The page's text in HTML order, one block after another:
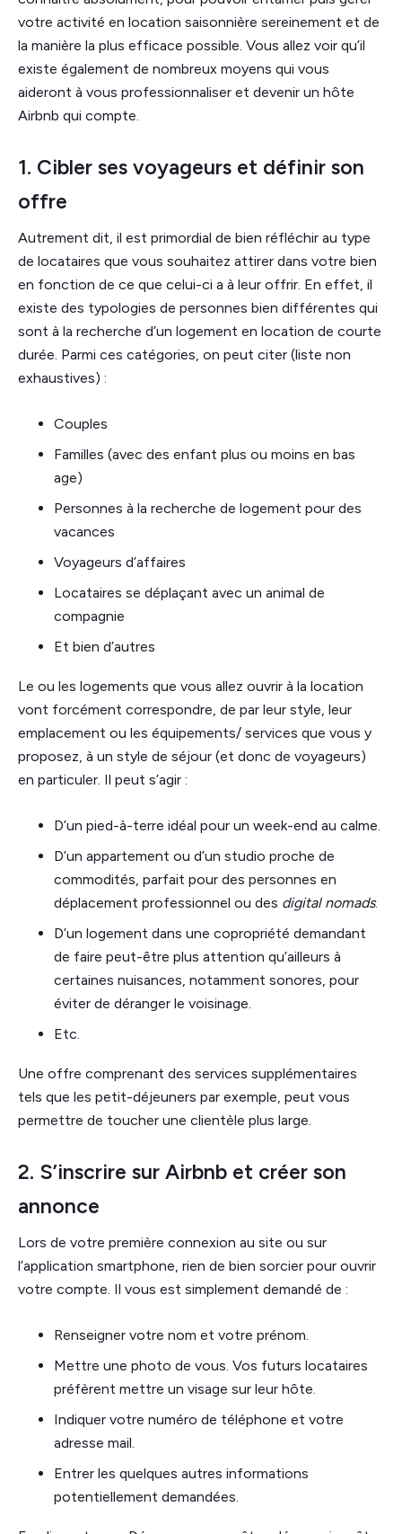
votre activité en location saisonnière sereinement et de
la manière la plus efficace possible. Vous allez voir qu’il
existe également de nombreux moyens qui vous
aideront à vous professionnaliser et devenir un hôte
Airbnb qui compte.
1. Cibler ses voyageurs et définir son
offre
Autrement dit, il est primordial de bien réfléchir au type
de locataires que vous souhaitez attirer dans votre bien
en fonction de ce que celui-ci a à leur offrir. En effet, il
existe des typologies de personnes bien différentes qui
sont à la recherche d’un logement en location de courte
durée. Parmi ces catégories, on peut citer (liste non
exhaustives) :
Couples
Familles (avec des enfant plus ou moins en bas
age)
Personnes à la recherche de logement pour des
vacances
Voyageurs d’affaires
Locataires se déplaçant avec un animal de
compagnie
Et bien d’autres
Le ou les logements que vous allez ouvrir à la location
vont forcément correspondre, de par leur style, leur
emplacement ou les équipements/ services que vous y
proposez, à un style de séjour (et donc de voyageurs)
en particuler. Il peut s’agir :
D’un pied-à-terre idéal pour un week-end au calme.
D’un appartement ou d’un studio proche de
commodités, parfait pour des personnes en
déplacement professionnel ou des digital nomads.
D’un logement dans une copropriété demandant
de faire peut-être plus attention qu’ailleurs à
certaines nuisances, notamment sonores, pour
éviter de déranger le voisinage.
Etc.
Une offre comprenant des services supplémentaires
tels que les petit-déjeuners par exemple, peut vous
permettre de toucher une clientèle plus large.
2. S’inscrire sur Airbnb et créer son
annonce
Lors de votre première connexion au site ou sur
l’application smartphone, rien de bien sorcier pour ouvrir
votre compte. Il vous est simplement demandé de :
Renseigner votre nom et votre prénom.
Mettre une photo de vous. Vos futurs locataires
préfèrent mettre un visage sur leur hôte.
Indiquer votre numéro de téléphone et votre
adresse mail.
Entrer les quelques autres informations
potentiellement demandées.